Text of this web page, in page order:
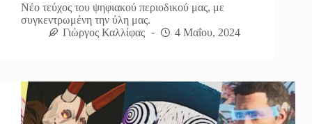
Νέο τεύχος του ψηφιακού περιοδικού μας, με
συγκεντρωμένη την ύλη μας.
Γιώργος Καλλίφας
4 Μαΐου, 2024